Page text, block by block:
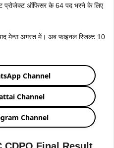
प्रोजेक्ट ऑफिसर के 64 पद भरने के लिए
मेन्स अगस्त में। अब फाइनल रिजल्ट 10
Channel
Channel
Channel